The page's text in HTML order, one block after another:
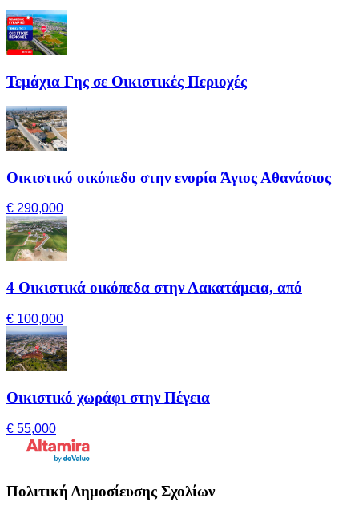
Τεμάχια Γης σε Οικιστικές Περιοχές
Οικιστικό οικόπεδο στην ενορία Άγιος Αθανάσιος
€ 290,000
4 Οικιστικά οικόπεδα στην Λακατάμεια, από
€ 100,000
Οικιστικό χωράφι στην Πέγεια
€ 55,000
Πολιτική Δημοσίευσης Σχολίων